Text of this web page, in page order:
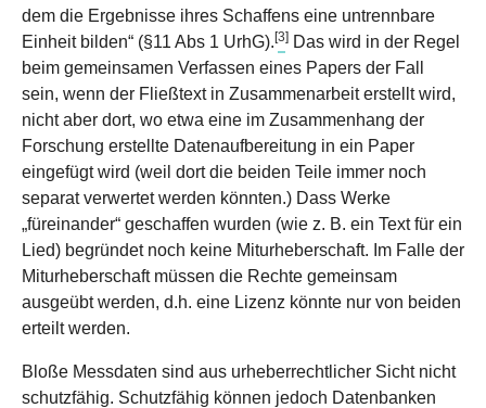
dem die Ergebnisse ihres Schaffens eine untrennbare
Einheit bilden“ (§11 Abs 1 UrhG). [3] Das wird in der Regel
beim gemeinsamen Verfassen eines Papers der Fall
sein, wenn der Fließtext in Zusammenarbeit erstellt wird,
nicht aber dort, wo etwa eine im Zusammenhang der
Forschung erstellte Datenaufbereitung in ein Paper
eingefügt wird (weil dort die beiden Teile immer noch
separat verwertet werden könnten.) Dass Werke
„füreinander“ geschaffen wurden (wie z. B. ein Text für ein
Lied) begründet noch keine Miturheberschaft. Im Falle der
Miturheberschaft müssen die Rechte gemeinsam
ausgeübt werden, d.h. eine Lizenz könnte nur von beiden
erteilt werden.
Bloße Messdaten sind aus urheberrechtlicher Sicht nicht
schutzfähig. Schutzfähig können jedoch Datenbanken